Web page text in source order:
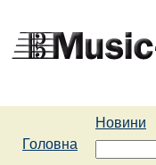
Новини
Головна